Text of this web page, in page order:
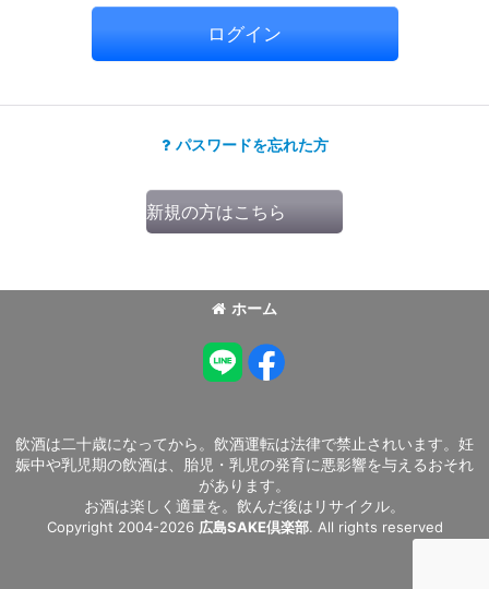
ログイン
パスワードを忘れた方
新規の方はこちら 登録なしでもお買
ホーム
飲酒は二十歳になってから。飲酒運転は法律で禁止されいます。妊
娠中や乳児期の飲酒は、胎児・乳児の発育に悪影響を与えるおそれ
があります。
お酒は楽しく適量を。飲んだ後はリサイクル。
Copyright 2004-2026 広島SAKE倶楽部. All rights reserved